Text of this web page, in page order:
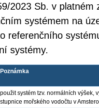
2023 Sb. v platném
systémem na
referenčního
systémy.
Poznámka
použit systém tzv. normálních výšek,
stupnice mořského vodočtu v